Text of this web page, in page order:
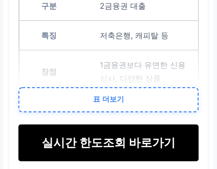
2금융권 대출
저축은행, 캐피탈 등
1금융권보다 유연한 신용
심사, 다양한 상품
표 더보기
실시간 한도조회 바로가기